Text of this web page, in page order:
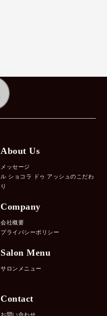
About Us
メッセージ
ル ショコラ ドゥ アッシュのこだわ
り
Company
会社概要
プライバシーポリシー
Salon Menu
サロンメニュー
Contact
お問い合わせ